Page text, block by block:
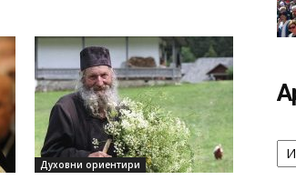
Духовни ориентири